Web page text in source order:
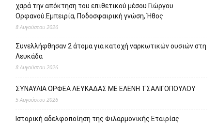
χαρά την απόκτηση του επιθετικού μέσου Γιώργου
Ορφανού.Εμπειρία, Ποδοσφαιρική γνώση, Ήθος
8 Αυγούστου 2026
Συνελλήφθησαν 2 άτομα για κατοχή ναρκωτικών ουσιών στη
Λευκάδα
8 Αυγούστου 2026
ΣΥΝΑΥΛΙΑ ΟΡΦΕΑ ΛΕΥΚΑΔΑΣ ΜΕ ΕΛΕΝΗ ΤΣΑΛΙΓΟΠΟΥΛΟΥ
5 Αυγούστου 2026
Ιστορική αδελφοποίηση της Φιλαρμονικής Εταιρίας